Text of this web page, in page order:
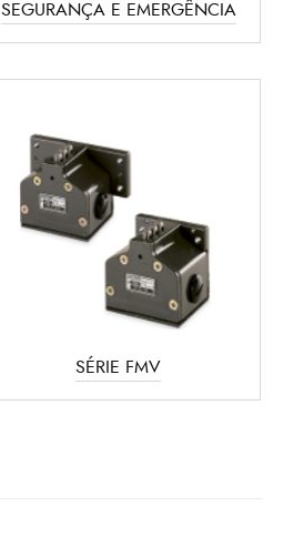
SEGURANÇA E EMERGÊNCIA
SÉRIE FMV